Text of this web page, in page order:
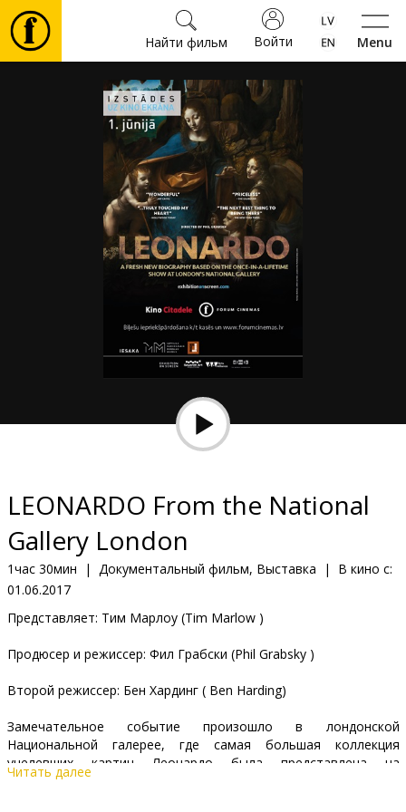
Menu
Войти
Найти фильм
Фильмы
Культура
Мероприятия
Подарки
Клуб
LEONARDO From the National
Gallery London
1час 30мин | Документальный фильм, Выставка |
В кино с:
01.06.2017
Представляет: Тим Марлоу (Tim Marlow )
Продюсер и режиссер: Фил Грабски (Phil Grabsky )
Второй режиссер: Бен Хардинг ( Ben Harding)
Замечательное событие произошло в лондонской
Национальной галерее, где самая большая коллекция
уцелевших картин Леонардо была представлена на
уникальной выставке: "Леонардо да Винчи: Художник при
Читать далее